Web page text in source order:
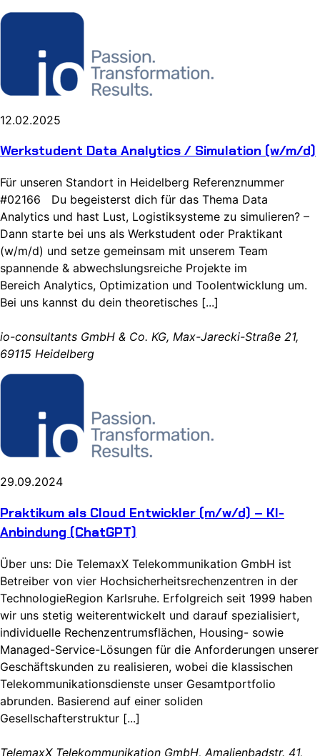
12.02.2025
Werkstudent Data Analytics / Simulation (w/m/d)
Für unseren Standort in Heidelberg Referenznummer
#02166 Du begeisterst dich für das Thema Data
Analytics und hast Lust, Logistiksysteme zu simulieren? –
Dann starte bei uns als Werkstudent oder Praktikant
(w/m/d) und setze gemeinsam mit unserem Team
spannende & abwechslungsreiche Projekte im
Bereich Analytics, Optimization und Toolentwicklung um.
Bei uns kannst du dein theoretisches [...]
io-consultants GmbH & Co. KG, Max-Jarecki-Straße 21,
69115 Heidelberg
29.09.2024
Praktikum als Cloud Entwickler (m/w/d) – KI-
Anbindung (ChatGPT)
Über uns: Die TelemaxX Telekommunikation GmbH ist
Betreiber von vier Hochsicherheitsrechenzentren in der
TechnologieRegion Karlsruhe. Erfolgreich seit 1999 haben
wir uns stetig weiterentwickelt und darauf spezialisiert,
individuelle Rechenzentrumsflächen, Housing- sowie
Managed-Service-Lösungen für die Anforderungen unserer
Geschäftskunden zu realisieren, wobei die klassischen
Telekommunikationsdienste unser Gesamtportfolio
abrunden. Basierend auf einer soliden
Gesellschafterstruktur [...]
TelemaxX Telekommunikation GmbH, Amalienbadstr. 41,